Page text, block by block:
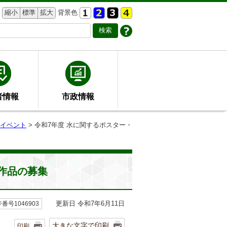
縮小 標準 拡大 背景色
情報 市政情報
ベント > 令和7年度 水に関するポスター・
品の募集
番号1046903 更新日 令和7年6月11日